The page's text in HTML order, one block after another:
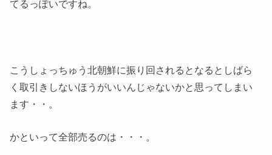
てるっぽいですね。
こうしょっちゅう北朝鮮に振り回されるとなるとしばら
く取引きしないほうがいいんじゃないかと思ってしまい
ます・・。
かといって全部売るのは・・・。